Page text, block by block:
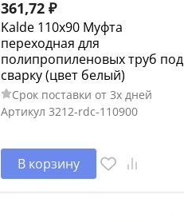
361,72 ₽
Kalde 110x90 Муфта
переходная для
полипропиленовых труб под
сварку (цвет белый)
Срок поставки от 3х дней
Артикул 3212-rdc-110900
В корзину